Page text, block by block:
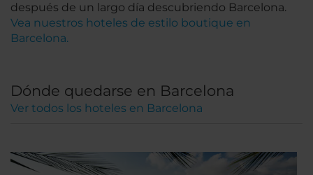
después de un largo día descubriendo Barcelona.
Vea nuestros hoteles de estilo boutique en
Barcelona.
Dónde quedarse en Barcelona
Ver todos los hoteles en Barcelona